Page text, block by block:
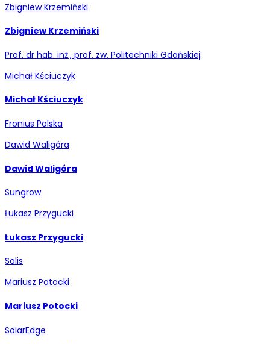
Zbigniew Krzemiński
Zbigniew Krzemiński
Prof. dr hab. inż., prof. zw. Politechniki Gdańskiej
Michał Kściuczyk
Michał Kściuczyk
Fronius Polska
Dawid Waligóra
Dawid Waligóra
Sungrow
Łukasz Przygucki
Łukasz Przygucki
Solis
Mariusz Potocki
Mariusz Potocki
SolarEdge